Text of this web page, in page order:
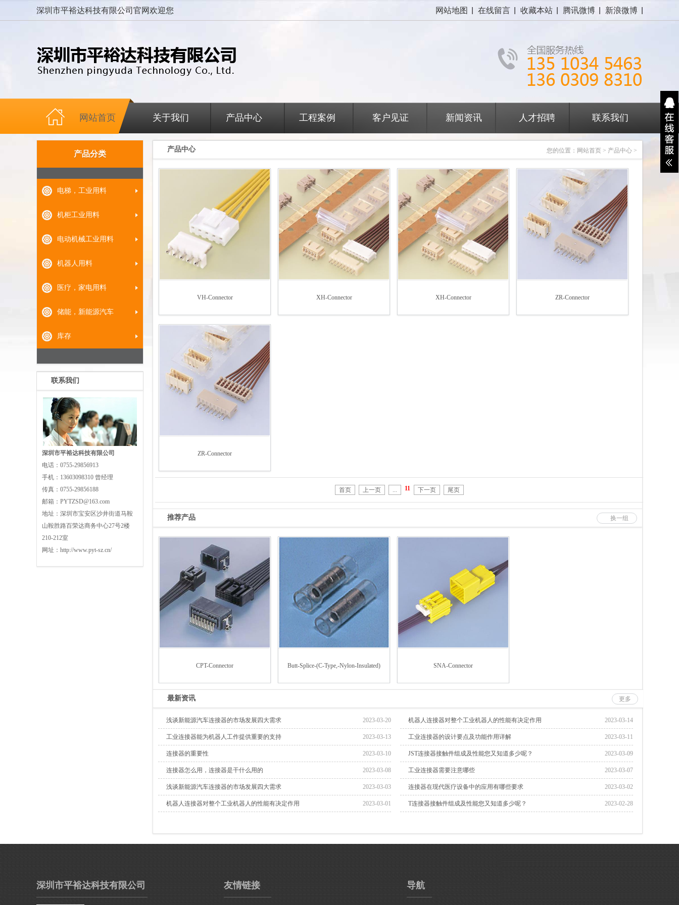
深圳市平裕达科技有限公司官网欢迎您 新浪微博
腾讯微博
收藏本站
在线留言
网站地图
网站首页 关于我们 产品中心 工程案例 客户见证 新闻资讯 人才招聘 联系我们
产品分类
电梯，工业用料
机柜工业用料
电动机械工业用料
机器人用料
医疗，家电用料
储能，新能源汽车
库存
联系我们
深圳市平裕达科技有限公司
电话： 0755-29856913
手机： 13603098310 曾经理
传真： 0755-29856188
邮箱： PYTZSD@163.com
地址： 深圳市宝安区沙井街道马鞍
山鞍胜路百荣达商务中心27号2楼
210-212室
网址： http://www.pyt-sz.cn/
您的位置： 网站首页 > 产品中心 >
产品中心
VH-Connector XH-Connector XH-Connector ZR-Connector
ZR-Connector
首页 上一页 ... 11 下一页 尾页
换一组
推荐产品
CPT-Connector Butt-Splice-(C-Type,-Nylon-Insulated) SNA-Connector
更多
最新资讯
2023-03-20
浅谈新能源汽车连接器的市场发展四大需求 2023-03-14
机器人连接器对整个工业机器人的性能有决定作用
2023-03-13
工业连接器能为机器人工作提供重要的支持 2023-03-11
工业连接器的设计要点及功能作用详解
2023-03-10
连接器的重要性 2023-03-09
JST连接器接触件组成及性能您又知道多少呢？
2023-03-08
连接器怎么用，连接器是干什么用的 2023-03-07
工业连接器需要注意哪些
2023-03-03
浅谈新能源汽车连接器的市场发展四大需求 2023-03-02
连接器在现代医疗设备中的应用有哪些要求
2023-03-01
机器人连接器对整个工业机器人的性能有决定作用 2023-02-28
T连接器接触件组成及性能您又知道多少呢？
深圳市平裕达科技有限公司 友情链接 导航